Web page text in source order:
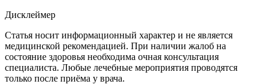
Дисклеймер
Статья носит информационный характер и не является
медицинской рекомендацией. При наличии жалоб на
состояние здоровья необходима очная консультация
специалиста. Любые лечебные мероприятия проводятся
только после приёма у врача.